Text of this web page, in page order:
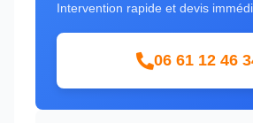
Intervention rapide et devis
06 61 12 46